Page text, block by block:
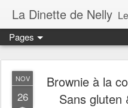
La Dinette de Nelly Les
Pages
NOV
26
Brownie à la
Sans gluten